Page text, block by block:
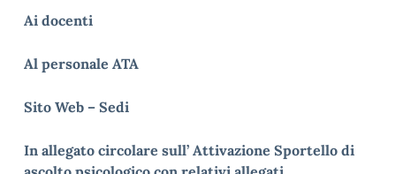
Ai docenti
Al personale ATA
Sito Web – Sedi
In allegato circolare sull’ Attivazione Sportello di